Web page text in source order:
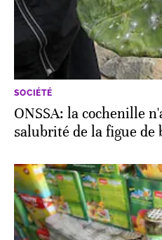
SOCIÉTÉ
ONSSA: la cochenille
salubrité de la figue de